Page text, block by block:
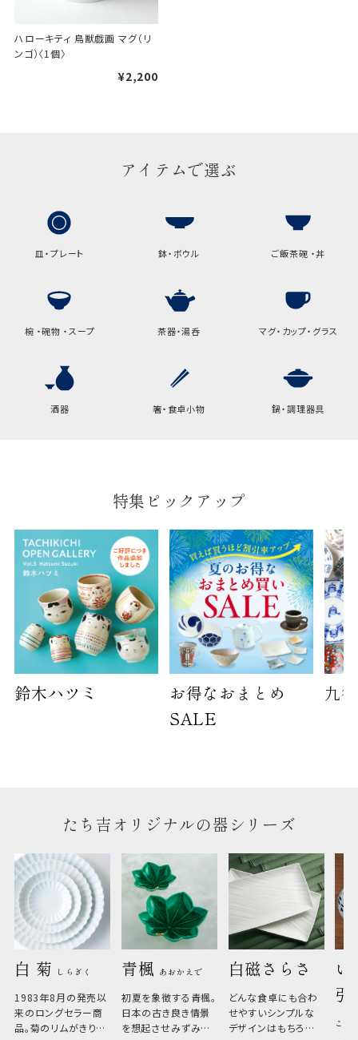
ギフト袋について
手提げ袋について
ご注文時に、ご希望枚数をご記入ください。
高さ
32.5cm
9cm
幅
14cm
袋のサイズは当店で最適なものをご用意いたしま
す。
ご提供枚数の上限はご注文商品数となります。
天掛け包装、ギフト袋対応の商品にはおつけでき
ません。
※犬猫時計には、手提袋をお付けできません
ハローキティ 鳥獣戯画 マグ（リ
ンゴ）〈1個〉
¥2,200
アイテムで選ぶ
皿・プレート 鉢・ボウル ご飯茶碗 ・丼
椀 ・碗物 ・スープ 茶器・湯呑 マグ・カップ・グラス
酒器 箸・食卓小物 鍋・調理器具
特集ピックアップ
鈴木ハツミ
お得なおまとめ
SALE
九
たち吉オリジナルの器シリーズ
白 菊 しらぎく
1983年8月の発売以
来のロングセラー商
品。菊のリムがきりっ
青楓 あおかえで
初夏を象徴する青楓。
日本の古き良き情景
を想起させみずみず
白磁さらさ
どんな食卓にも合わ
せやすいシンプルな
デザインはもちろん、
い
こひ